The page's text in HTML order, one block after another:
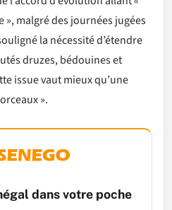
malgré des journées jugées
la nécessité d’étendre
druzes, bédouines et
issue vaut mieux qu’une
».
dans votre poche